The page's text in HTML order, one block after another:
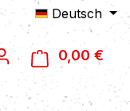
Deutsch
0,00 €